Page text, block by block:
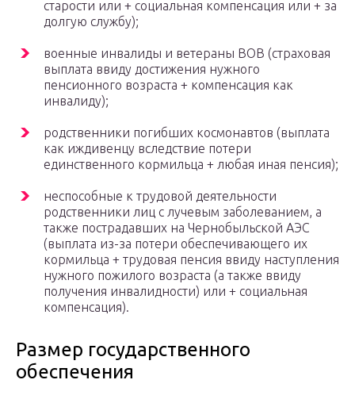
старости или + социальная компенсация или + за
долгую службу);
военные инвалиды и ветераны ВОВ (страховая
выплата ввиду достижения нужного
пенсионного возраста + компенсация как
инвалиду);
родственники погибших космонавтов (выплата
как иждивенцу вследствие потери
единственного кормильца + любая иная пенсия);
неспособные к трудовой деятельности
родственники лиц с лучевым заболеванием, а
также пострадавших на Чернобыльской АЭС
(выплата из-за потери обеспечивающего их
кормильца + трудовая пенсия ввиду наступления
нужного пожилого возраста (а также ввиду
получения инвалидности) или + социальная
компенсация).
Размер государственного
обеспечения